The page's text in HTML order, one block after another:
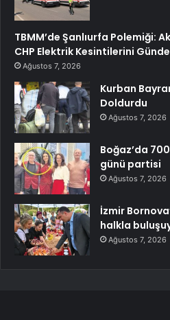
TBMM’de Şanlıurfa Polemiği:
CHP Elektrik Kesintilerini
Ağustos 7, 2026
Kurban
Doldurdu
Ağustos 7, 2026
Boğaz’da
günü partisi
Ağustos 7, 2026
İzmir
halkla
Ağustos 7, 2026